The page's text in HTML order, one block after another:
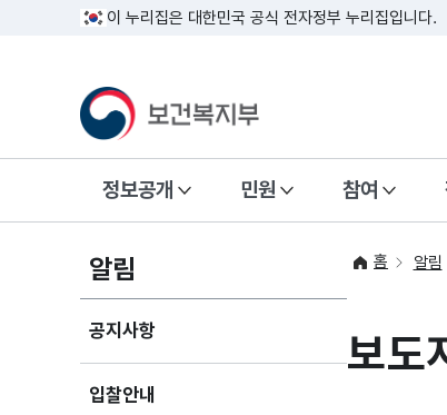
이 누리집은 대한민국 공식 전자정부 누리집입니다.
정보공개 민원 참여
알림
공지사항
입찰안내
홈 알림
보도